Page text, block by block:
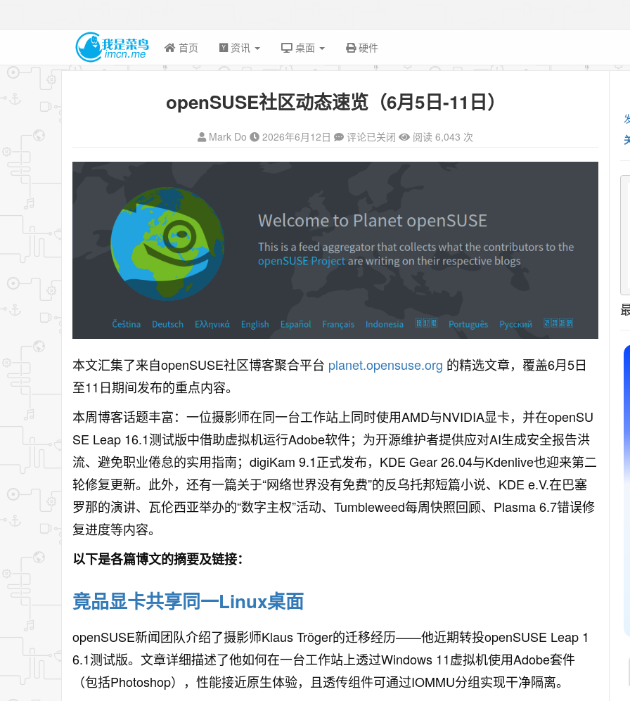
首页 资讯 桌面 硬件
openSUSE社区动态速览（6月5日-11日）
Mark Do 2026年6月12日 评论已关闭 阅读 6,043 次
本文汇集了来自openSUSE社区博客聚合平台 planet.opensuse.org 的精选文章，覆盖6月5日
至11日期间发布的重点内容。
本周博客话题丰富：一位摄影师在同一台工作站上同时使用AMD与NVIDIA显卡，并在openSU
SE Leap 16.1测试版中借助虚拟机运行Adobe软件；为开源维护者提供应对AI生成安全报告洪
流、避免职业倦怠的实用指南；digiKam 9.1正式发布，KDE Gear 26.04与Kdenlive也迎来第二
轮修复更新。此外，还有一篇关于“网络世界没有免费”的反乌托邦短篇小说、KDE e.V.在巴塞
罗那的演讲、瓦伦西亚举办的“数字主权”活动、Tumbleweed每周快照回顾、Plasma 6.7错误修
复进度等内容。
以下是各篇博文的摘要及链接：
竟品显卡共享同一Linux桌面
openSUSE新闻团队介绍了摄影师Klaus Tröger的迁移经历——他近期转投openSUSE Leap 1
6.1测试版。文章详细描述了他如何在一台工作站上透过Windows 11虚拟机使用Adobe套件
（包括Photoshop），性能接近原生体验，且透传组件可通过IOMMU分组实现干净隔离。